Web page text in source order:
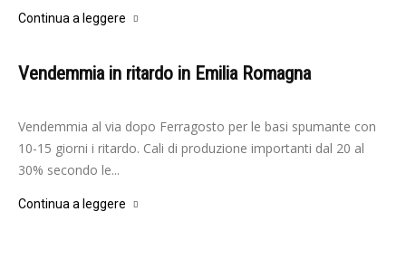
Continua a leggere
Vendemmia in ritardo in Emilia Romagna
Redazione - 4 Agosto 2023
Vendemmia al via dopo Ferragosto per le basi spumante con
10-15 giorni i ritardo. Cali di produzione importanti dal 20 al
30% secondo le...
Continua a leggere